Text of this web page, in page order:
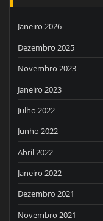
Janeiro 2026
Dezembro 2025
Novembro 2023
Janeiro 2023
Julho 2022
Junho 2022
Abril 2022
Janeiro 2022
Dezembro 2021
Novembro 2021